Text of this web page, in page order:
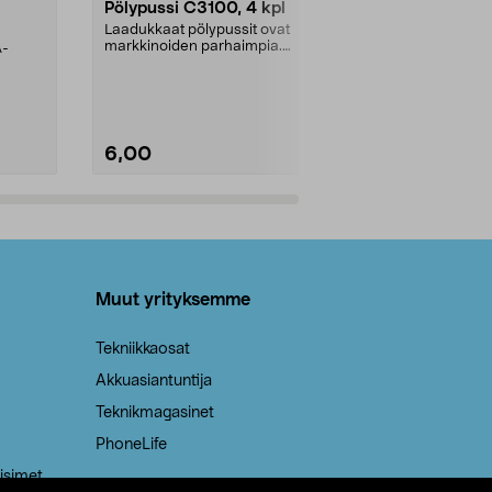
Pölypussi C3100, 4 kpl
Laadukkaat pölypussit ovat
markkinoiden parhaimpia.
6,00
Muut yrityksemme
Tekniikkaosat
Akkuasiantuntija
Teknikmagasinet
PhoneLife